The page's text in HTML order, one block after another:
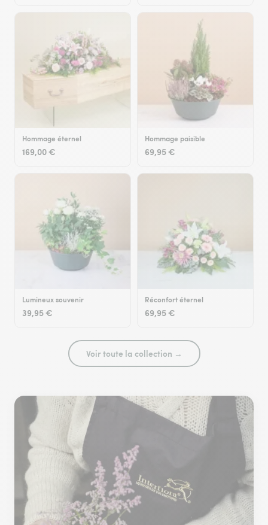
Hommage éternel
169,00 €
Hommage paisible
69,95 €
Lumineux souvenir
39,95 €
Réconfort éternel
69,95 €
Voir toute la collection →